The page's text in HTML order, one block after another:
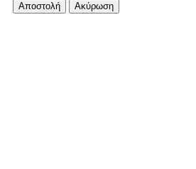
Αποστολή Aκύρωση